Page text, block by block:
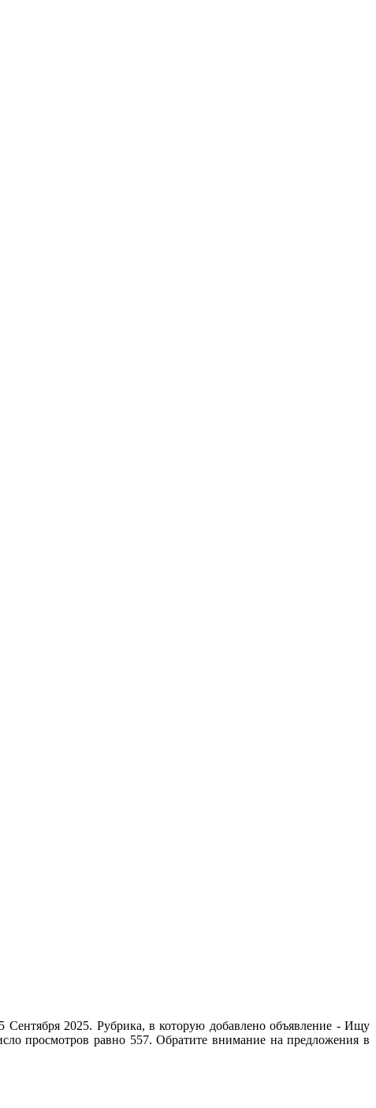
Сентября 2025. Рубрика, в которую добавлено объявление - Ищу
просмотров равно 557. Обратите внимание на предложения в